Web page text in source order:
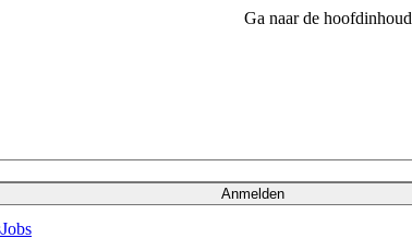
Ga naar de hoofdinhoud
Anmelden
Jobs